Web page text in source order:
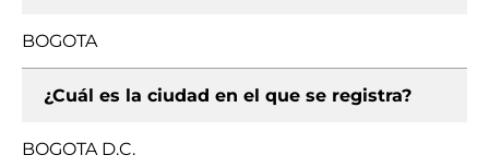
BOGOTA
¿Cuál es la ciudad en el que se registra?
BOGOTA D.C.